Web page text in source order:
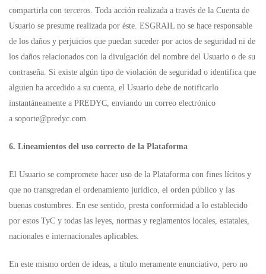
compartirla con terceros. Toda acción realizada a través de la Cuenta de
Usuario se presume realizada por éste. ESGRAIL no se hace responsable
de los daños y perjuicios que puedan suceder por actos de seguridad ni de
los daños relacionados con la divulgación del nombre del Usuario o de su
contraseña. Si existe algún tipo de violación de seguridad o identifica que
alguien ha accedido a su cuenta, el Usuario debe de notificarlo
instantáneamente a PREDYC, enviando un correo electrónico
a soporte@predyc.com.
6. Lineamientos del uso correcto de la Plataforma
El Usuario se compromete hacer uso de la Plataforma con fines lícitos y
que no transgredan el ordenamiento jurídico, el orden público y las
buenas costumbres. En ese sentido, presta conformidad a lo establecido
por estos TyC y todas las leyes, normas y reglamentos locales, estatales,
nacionales e internacionales aplicables.
En este mismo orden de ideas, a título meramente enunciativo, pero no